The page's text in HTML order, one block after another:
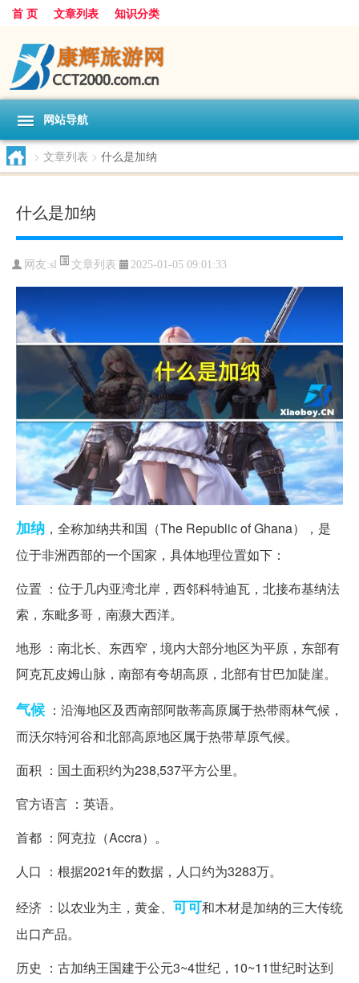
首 页 文章列表 知识分类
网站导航
> 文章列表 > 什么是加纳
什么是加纳
网友:sl 文章列表 2025-01-05 09:01:33
加纳 ，全称加纳共和国（The Republic of Ghana），是
位于非洲西部的一个国家，具体地理位置如下：
位置 ：位于几内亚湾北岸，西邻科特迪瓦，北接布基纳法
索，东毗多哥，南濒大西洋。
地形 ：南北长、东西窄，境内大部分地区为平原，东部有
阿克瓦皮姆山脉，南部有夸胡高原，北部有甘巴加陡崖。
气候 ：沿海地区及西南部阿散蒂高原属于热带雨林气候，
而沃尔特河谷和北部高原地区属于热带草原气候。
面积 ：国土面积约为238,537平方公里。
官方语言 ：英语。
首都 ：阿克拉（Accra）。
人口 ：根据2021年的数据，人口约为3283万。
经济 ：以农业为主，黄金、 可可和木材是加纳的三大传统
出口产品。
历史 ：古加纳王国建于公元3~4世纪，10~11世纪时达到